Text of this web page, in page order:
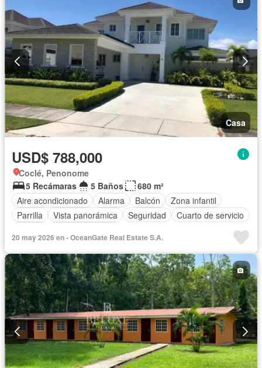
Casa
USD$ 788,000
Coclé, Penonome
5 Recámaras
5 Baños
680 m²
Aire acondicionado
Alarma Balcón
Zona infantil
Parrilla
Vista panorámica Seguridad
Cuarto de servicio
20 may 2026 en - OceanGate Real Estate S.A.